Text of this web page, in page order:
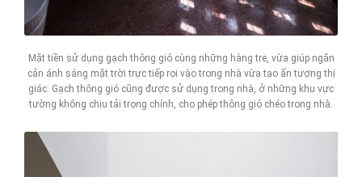
Mặt tiền sử dụng gạch thông gió cùng những hàng tre, vừa giúp ngăn
cản ánh sáng mặt trời trực tiếp rọi vào trong nhà vừa tạo ấn tượng thị
giác. Gạch thông gió cũng được sử dụng trong nhà, ở những khu vực
tường không chịu tải trọng chính, cho phép thông gió chéo trong nhà.